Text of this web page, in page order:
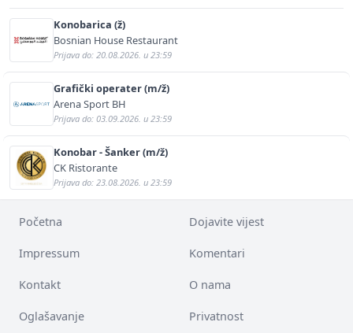
Konobarica (ž)
Bosnian House Restaurant
Prijava do: 20.08.2026. u 23:59
Grafički operater (m/ž)
Arena Sport BH
Prijava do: 03.09.2026. u 23:59
Konobar - Šanker (m/ž)
CK Ristorante
Prijava do: 23.08.2026. u 23:59
Početna Dojavite vijest
Impressum Komentari
Kontakt O nama
Oglašavanje Privatnost